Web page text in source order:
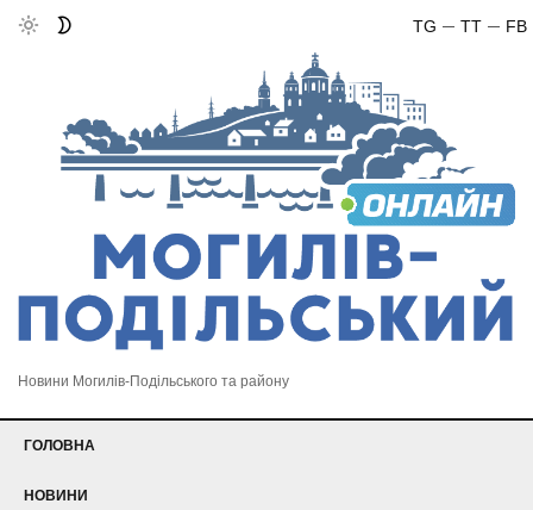
FB
TT
TG
Новини Могилів-Подільського та району
ГОЛОВНА
НОВИНИ